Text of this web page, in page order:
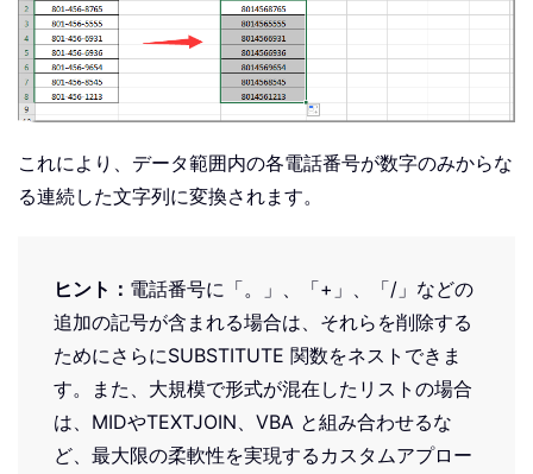
これにより、データ範囲内の各電話番号が数字のみからな
る連続した文字列に変換されます。
ヒント： 電話番号に「。」、「+」、「/」などの
追加の記号が含まれる場合は、それらを削除する
ためにさらにSUBSTITUTE 関数をネストできま
す。また、大規模で形式が混在したリストの場合
は、 MIDやTEXTJOIN、VBA と組み合わせるな
ど、最大限の柔軟性を実現するカスタムアプロー